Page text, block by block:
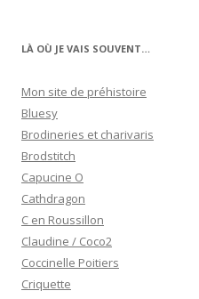
LÀ OÙ JE VAIS SOUVENT…
Mon site de préhistoire
Bluesy
Brodineries et charivaris
Brodstitch
Capucine O
Cathdragon
C en Roussillon
Claudine / Coco2
Coccinelle Poitiers
Criquette